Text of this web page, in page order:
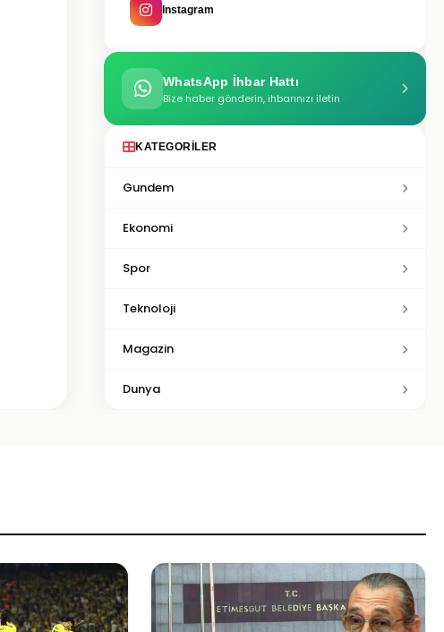
Instagram
WhatsApp İhbar Hattı
Bize haber gönderin, ihbarınızı iletin
KATEGORILER
Gundem
Ekonomi
Spor
Teknoloji
Magazin
Dunya